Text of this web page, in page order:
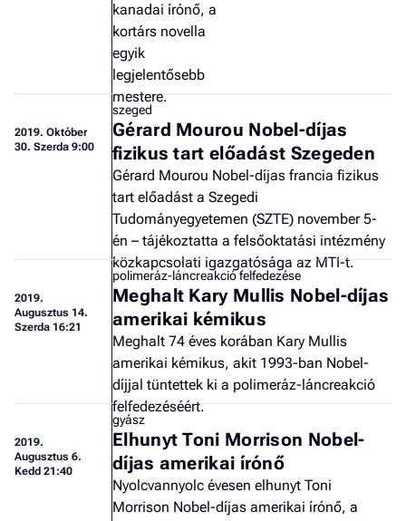
kanadai írónő, a
kortárs novella
egyik
legjelentősebb
mestere.
2019. Október
30. Szerda 9:00
szeged
Gérard Mourou Nobel-díjas
fizikus tart előadást Szegeden
Gérard Mourou Nobel-díjas francia fizikus
tart előadást a Szegedi
Tudományegyetemen (SZTE) november 5-
én – tájékoztatta a felsőoktatási intézmény
közkapcsolati igazgatósága az MTI-t.
2019.
Augusztus 14.
Szerda 16:21
polimeráz-láncreakció felfedezése
Meghalt Kary Mullis Nobel-díjas
amerikai kémikus
Meghalt 74 éves korában Kary Mullis
amerikai kémikus, akit 1993-ban Nobel-
díjjal tüntettek ki a polimeráz-láncreakció
felfedezéséért.
2019.
Augusztus 6.
Kedd 21:40
gyász
Elhunyt Toni Morrison Nobel-
díjas amerikai írónő
Nyolcvannyolc évesen elhunyt Toni
Morrison Nobel-díjas amerikai írónő, a